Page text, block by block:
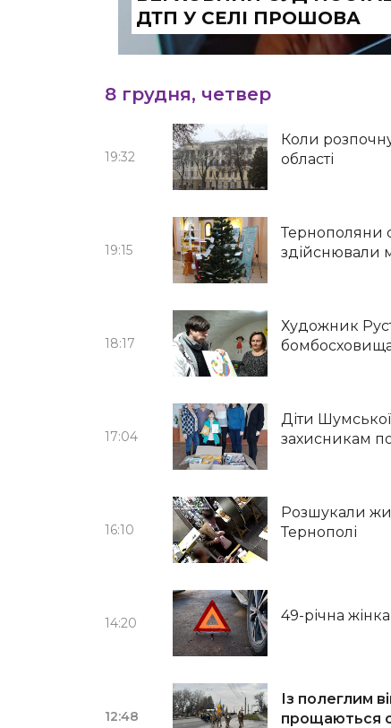
ДТП У СЕЛІ ПРОШОВА
8 грудня, четвер
19:32
Коли
області
19:15
Тернополяни
здійснювали
18:17
Художник
17:04
Діти
захисникам
16:10
Розшукали
Тернополі
14:20 49-річна
12:48
Із полеглим
прощаються